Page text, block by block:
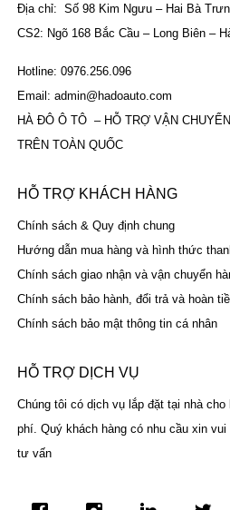
Địa chỉ: Số 98 Kim Ngưu – Hai Bà
CS2: Ngõ 168 Bắc Cầu – Long Biên –
Hotline: 0976.256.096
Email: admin@hadoauto.com
HÀ ĐÔ Ô TÔ – HỖ TRỢ VẬN
TRÊN TOÀN QUỐC
HỖ TRỢ KHÁCH HÀNG
Chính sách & Quy định chung
Hướng dẫn mua hàng và hình thức
Chính sách giao nhận và vận chuyển
Chính sách bảo hành, đổi trả và hoàn
Chính sách bảo mật thông tin cá nhân
HỖ TRỢ DỊCH VỤ
Chúng tôi có dịch vụ lắp đặt tại nhà
phí. Quý khách hàng có nhu cầu xin
tư vấn